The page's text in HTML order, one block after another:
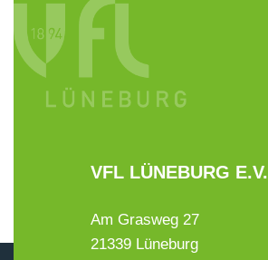
VFL LÜNEBURG E.V.
Am Grasweg 27
21339 Lüneburg